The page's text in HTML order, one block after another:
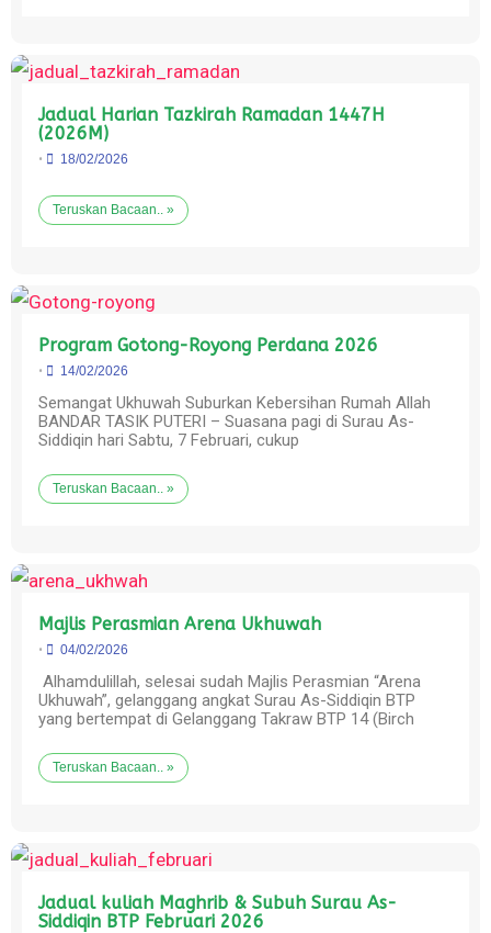
Jadual Harian Tazkirah Ramadan 1447H
(2026M)
• 18/02/2026
Teruskan Bacaan.. »
Program Gotong-Royong Perdana 2026
• 14/02/2026
Semangat Ukhuwah Suburkan Kebersihan Rumah Allah
BANDAR TASIK PUTERI – Suasana pagi di Surau As-
Siddiqin hari Sabtu, 7 Februari, cukup
Teruskan Bacaan.. »
Majlis Perasmian Arena Ukhuwah
• 04/02/2026
Alhamdulillah, selesai sudah Majlis Perasmian “Arena
Ukhuwah”, gelanggang angkat Surau As-Siddiqin BTP
yang bertempat di Gelanggang Takraw BTP 14 (Birch
Teruskan Bacaan.. »
Jadual kuliah Maghrib & Subuh Surau As-
Siddiqin BTP Februari 2026